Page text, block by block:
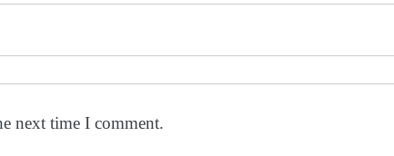
next time I comment.